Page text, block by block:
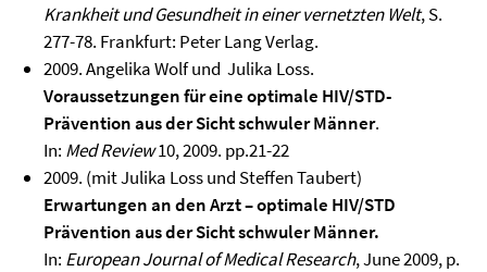
Krankheit und Gesundheit in einer vernetzten Welt, S.
277-78. Frankfurt: Peter Lang Verlag.
2009. Angelika Wolf und Julika Loss.
Voraussetzungen für eine optimale HIV/STD-
Prävention aus der Sicht schwuler Männer.
In: Med Review10, 2009. pp.21-22
2009. (mit Julika Loss und Steffen Taubert)
Erwartungen an den Arzt – optimale HIV/STD
Prävention aus der Sicht schwuler Männer.
In: European Journal of Medical Research, June 2009, p.